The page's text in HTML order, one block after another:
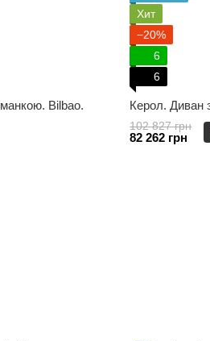
Bilbao.
Хит
−20%
6
6
Керол. Диван
102 827 грн
82 262 грн